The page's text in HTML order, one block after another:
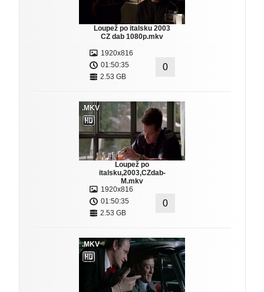
Loupež po italsku 2003
CZ dab 1080p.mkv
1920x816
01:50:35
2.53 GB
0
.MKV
Loupež po
italsku,2003,CZdab-
M.mkv
1920x816
01:50:35
2.53 GB
0
.MKV